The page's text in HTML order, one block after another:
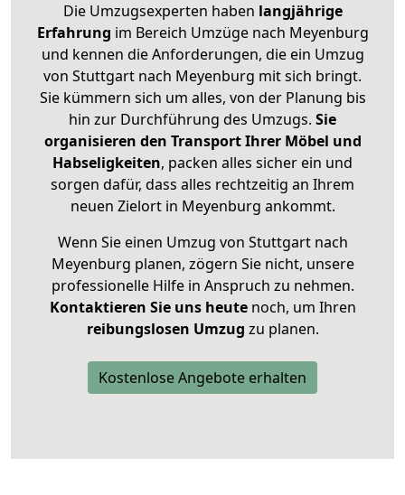
Die Umzugsexperten haben langjährige
Erfahrung im Bereich Umzüge nach Meyenburg
und kennen die Anforderungen, die ein Umzug
von Stuttgart nach Meyenburg mit sich bringt.
Sie kümmern sich um alles, von der Planung bis
hin zur Durchführung des Umzugs. Sie
organisieren den Transport Ihrer Möbel und
Habseligkeiten, packen alles sicher ein und
sorgen dafür, dass alles rechtzeitig an Ihrem
neuen Zielort in Meyenburg ankommt.
Wenn Sie einen Umzug von Stuttgart nach
Meyenburg planen, zögern Sie nicht, unsere
professionelle Hilfe in Anspruch zu nehmen.
Kontaktieren Sie uns heutenoch, um Ihren
reibungslosen Umzug zu planen.
Kostenlose Angebote erhalten